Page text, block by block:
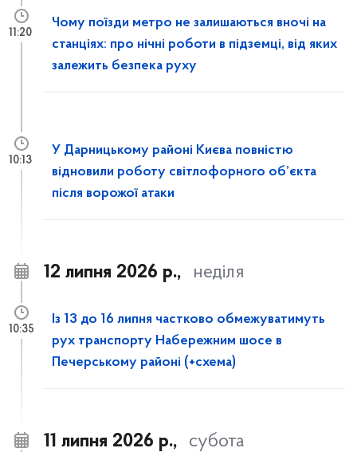
Чому поїзди метро не залишаються вночі на
станціях: про нічні роботи в підземці, від яких
залежить безпека руху
11:20
У Дарницькому районі Києва повністю
відновили роботу світлофорного об’єкта
після ворожої атаки
10:13
12 липня 2026 р., неділя
Із 13 до 16 липня частково обмежуватимуть
рух транспорту Набережним шосе в
Печерському районі (+схема)
10:35
11 липня 2026 р., субота